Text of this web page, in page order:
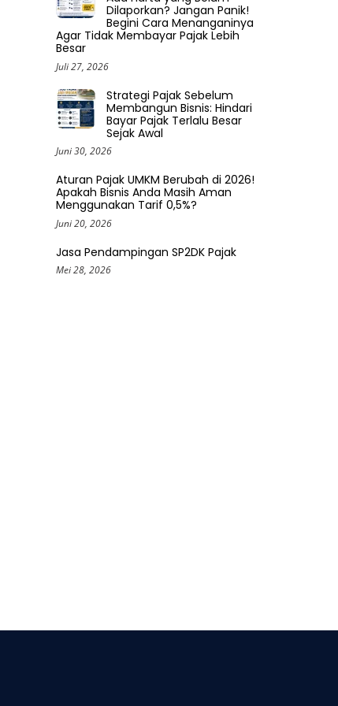
Dilaporkan? Jangan Panik!
Begini Cara Menanganinya
Agar Tidak Membayar Pajak Lebih
Besar
Juli 27, 2026
Strategi Pajak Sebelum
Membangun Bisnis: Hindari
Bayar Pajak Terlalu Besar
Sejak Awal
Juni 30, 2026
Aturan Pajak UMKM Berubah di 2026!
Apakah Bisnis Anda Masih Aman
Menggunakan Tarif 0,5%?
Juni 20, 2026
Jasa Pendampingan SP2DK Pajak
Mei 28, 2026